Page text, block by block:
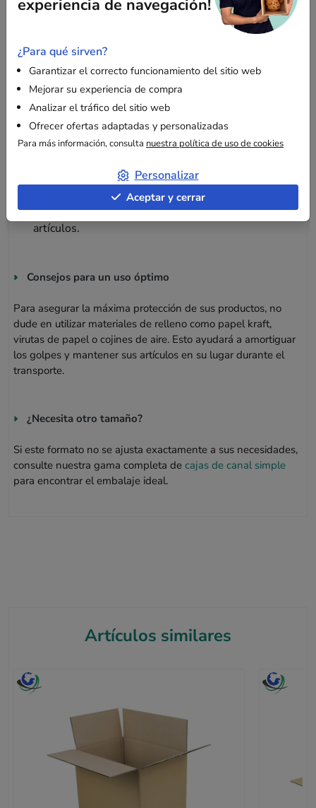
Múltiples aplicaciones
Enviar juguetes, libros, material industrial ligero y
otros artículos voluminosos.
Almacenar diversos objetos protegidos de la
humedad, ya sea en un almacén o en casa.
personales como ropa, utensilios de cocina, adornos,
etc.
Enviar paquetes postales que contengan uno o varios
artículos.
Consejos para un uso óptimo
Para asegurar la máxima protección de sus productos, no
dude en utilizar materiales de relleno como papel kraft,
virutas de papel o cojines de aire. Esto ayudará a amortiguar
los golpes y mantener sus artículos en su lugar durante el
transporte.
¿Necesita otro tamaño?
Si este formato no se ajusta exactamente a sus necesidades,
consulte nuestra gama completa decajas de canal simple
para encontrar el embalaje ideal.
Artículos similares
experiencia de navegación!
¿Para qué sirven?
Garantizar el correcto funcionamiento del sitio web
Mejorar su experiencia de compra
Analizar el tráfico del sitio web
Ofrecer ofertas adaptadas y personalizadas
Para más información, consulta nuestra política de uso de cookies
Personalizar
Aceptar y cerrar